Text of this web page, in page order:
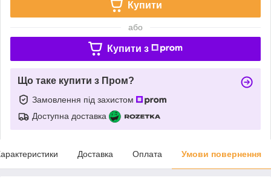
Купити
або
Купити з
Що таке купити з Пром?
Замовлення під захистом
Доступна доставка
Доставка Оплата Умови повернення